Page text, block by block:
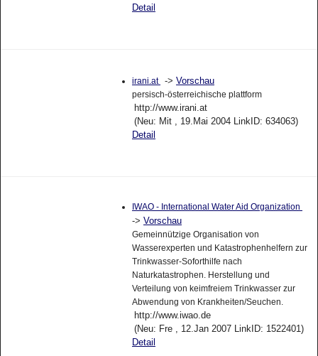
Detail
irani.at -> Vorschau
persisch-österreichische plattform
http://www.irani.at
(Neu: Mit , 19.Mai 2004 LinkID: 634063)
Detail
IWAO - International Water Aid Organization
-> Vorschau
Gemeinnützige Organisation von
Wasserexperten und Katastrophenhelfern zur
Trinkwasser-Soforthilfe nach
Naturkatastrophen. Herstellung und
Verteilung von keimfreiem Trinkwasser zur
Abwendung von Krankheiten/Seuchen.
http://www.iwao.de
(Neu: Fre , 12.Jan 2007 LinkID: 1522401)
Detail